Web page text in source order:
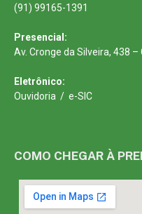
(91) 99165-1391
Presencial:
Av. Cronge da Silveira, 438
Eletrônico:
Ouvidoria / e-SIC
COMO CHEGAR À